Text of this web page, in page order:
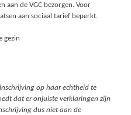
aan de VGC bezorgen. Voor
aan sociaal tarief beperkt.
gezin
op haar echtheid te
dat er onjuiste verklaringen zijn
dus niet aan de